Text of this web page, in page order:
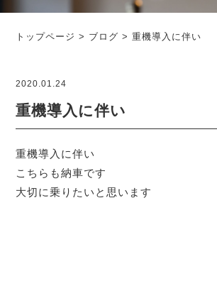
トップページ > ブログ >重機導入に伴い
2020.01.24
重機導入に伴い
重機導入に伴い
こちらも納車です
大切に乗りたいと思います